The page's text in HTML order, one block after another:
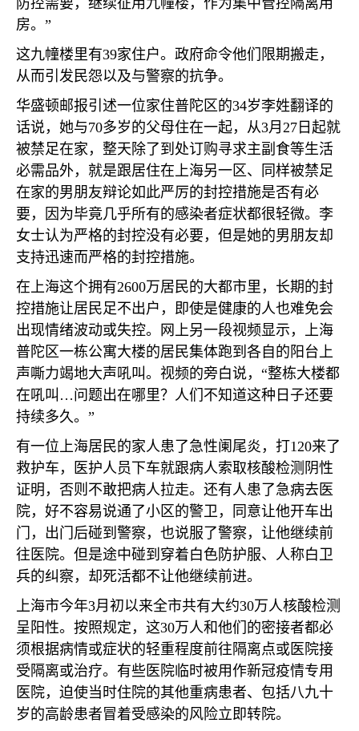
防控需要，继续征用九幢楼，作为集中管控隔离用
房。”
这九幢楼里有39家住户。政府命令他们限期搬走，
从而引发民怨以及与警察的抗争。
华盛顿邮报引述一位家住普陀区的34岁李姓翻译的
话说，她与70多岁的父母住在一起，从3月 27 日起就
被禁足在家，整天除了到处订购寻求主副食等生活
必需品外，就是跟居住在上海另一区、同样被禁足
在家的男朋友辩论如此严厉的封控措施是否有必
要，因为毕竟几乎所有的感染者症状都很轻微。李
女士认为严格的封控没有必要，但是她的男朋友却
支持迅速而严格的封控措施。
在上海这个拥有2600万居民的大都市里，长期的封
控措施让居民足不出户，即使是健康的人也难免会
出现情绪波动或失控。网上另一段视频显示，上海
普陀区一栋公寓大楼的居民集体跑到各自的阳台上
声嘶力竭地大声吼叫。视频的旁白说，“整栋大楼都
在吼叫…问题出在哪里？人们不知道这种日子还要
持续多久。”
有一位上海居民的家人患了急性阑尾炎，打120来了
救护车，医护人员下车就跟病人索取核酸检测阴性
证明，否则不敢把病人拉走。还有人患了急病去医
院，好不容易说通了小区的警卫，同意让他开车出
门，出门后碰到警察，也说服了警察，让他继续前
往医院。但是途中碰到穿着白色防护服、人称白卫
兵的纠察，却死活都不让他继续前进。
上海市今年3月初以来全市共有大约30万人核酸检测
呈阳性。按照规定，这30万人和他们的密接者都必
须根据病情或症状的轻重程度前往隔离点或医院接
受隔离或治疗。有些医院临时被用作新冠疫情专用
医院，迫使当时住院的其他重病患者、包括八九十
岁的高龄患者冒着受感染的风险立即转院。